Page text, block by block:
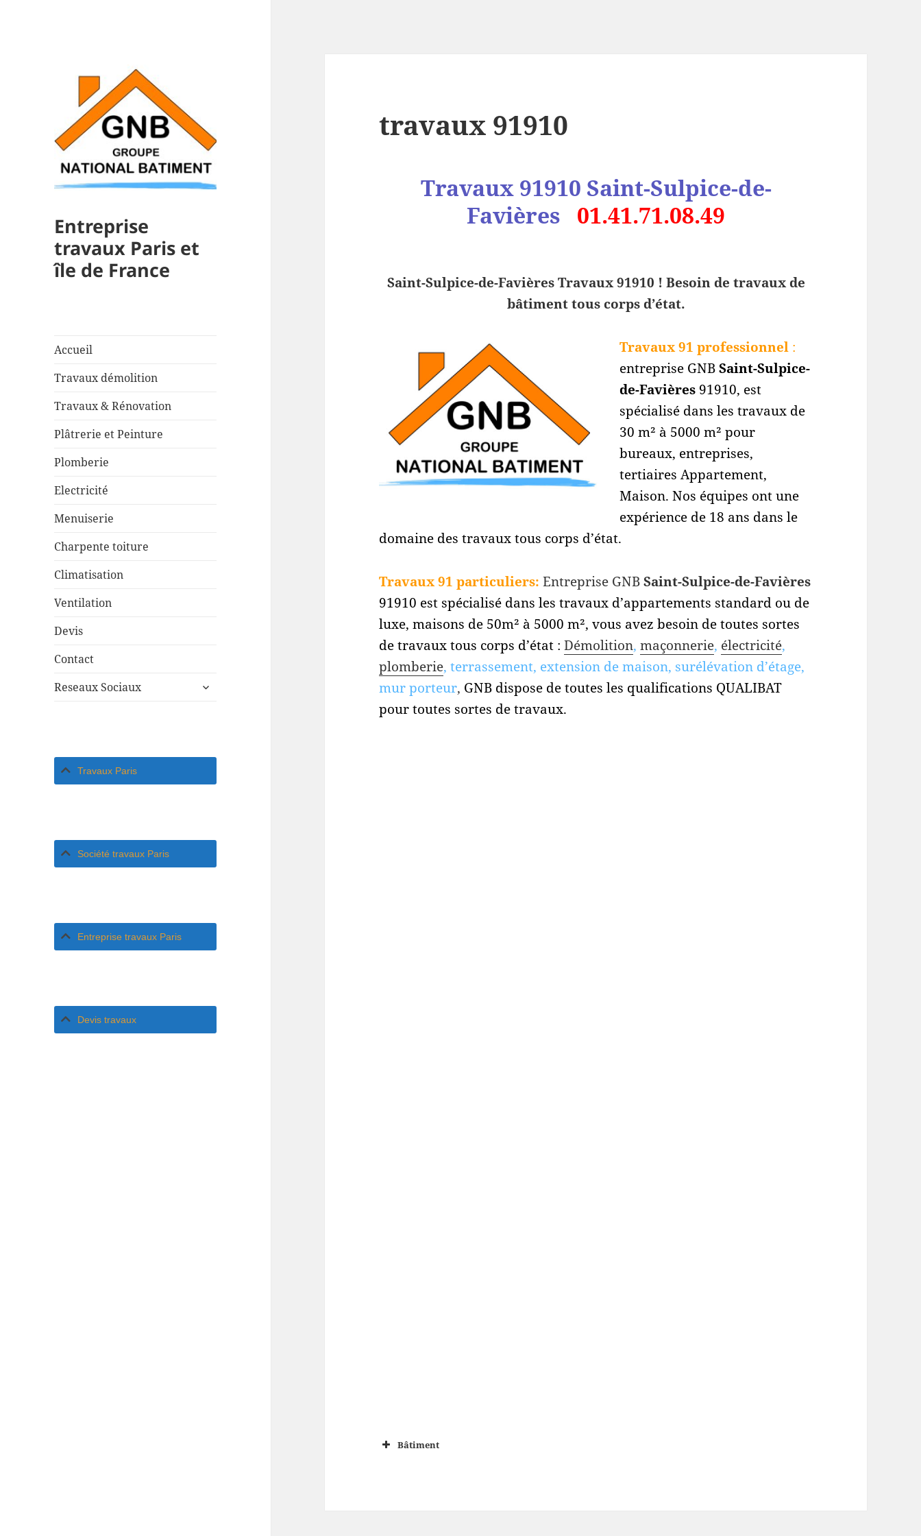
Entreprise
travaux Paris et
île de France
Accueil
Travaux démolition
Travaux & Rénovation
Plâtrerie et Peinture
Plomberie
Electricité
Menuiserie
Charpente toiture
Climatisation
Ventilation
Devis
Contact
Reseaux Sociaux
ouvrir
Travaux Paris
Société travaux Paris
Entreprise travaux Paris
Devis travaux
travaux 91910
Travaux 91910 Saint-Sulpice-de-
Favières 01.41.71.08.49
Saint-Sulpice-de-Favières Travaux 91910 ! Besoin de travaux de
bâtiment tous corps d’état.
Travaux 91 professionnel :
entreprise GNBSaint-Sulpice-
de-Favières 91910, est
spécialisé dans les travaux de
30 m² à 5000 m² pour
bureaux, entreprises,
tertiaires Appartement,
Maison. Nos équipes ont une
expérience de 18 ans dans le
domaine des travaux tous corps d’état.
Travaux 91 particuliers: Entreprise GNBSaint-Sulpice-de-Favières
91910 est spécialisé dans les travaux d’appartements standard ou de
luxe, maisons de 50m² à 5000 m², vous avez besoin de toutes sortes
de travaux tous corps d’état : Démolition,maçonnerie, électricité,
plomberie, terrassement, extension de maison, surélévation d’étage,
mur porteur, GNB dispose de toutes les qualifications QUALIBAT
pour toutes sortes de travaux.
Bâtiment